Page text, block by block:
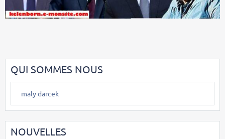
QUI SOMMES NOUS
maly darcek
NOUVELLES